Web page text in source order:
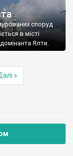
споруд
в місті
Ялти.
»